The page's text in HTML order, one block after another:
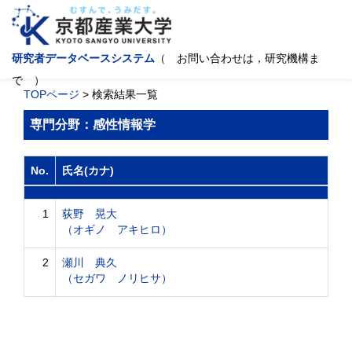
研究者データベースシステム （ お問い合わせは，研究機構ま
で ）
TOPページ > 検索結果一覧
専門分野：感性情報学
No. 氏名(カナ)
1
荻野 晃大
（オギノ アキヒロ）
2
瀬川 典久
（セガワ ノリヒサ）